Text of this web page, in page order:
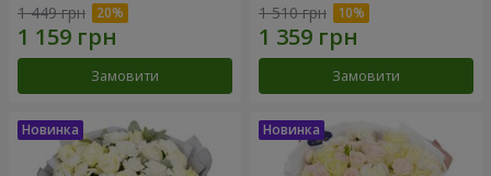
1 449 грн
Замовити
1 510 грн
Замовити